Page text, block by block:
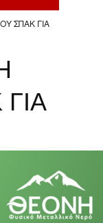
ΣΠΑΚ ΓΙΑ